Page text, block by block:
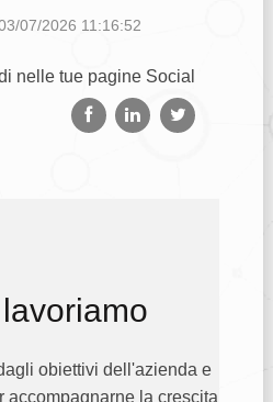
07/2026 11:16:52
nelle tue pagine Social
obiettivi dell'azienda e
accompagnarne la crescita